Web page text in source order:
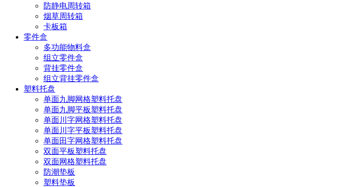
防静电周转箱
烟草周转箱
卡板箱
零件盒
多功能物料盒
组立零件盒
背挂零件盒
组立背挂零件盒
塑料托盘
单面九脚网格塑料托盘
单面九脚平板塑料托盘
单面川字网格塑料托盘
单面川字平板塑料托盘
单面田字网格塑料托盘
双面平板塑料托盘
双面网格塑料托盘
防潮垫板
塑料垫板